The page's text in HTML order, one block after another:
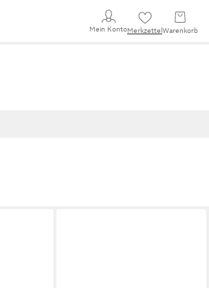
Mein KontoMerkzettel Warenkorb